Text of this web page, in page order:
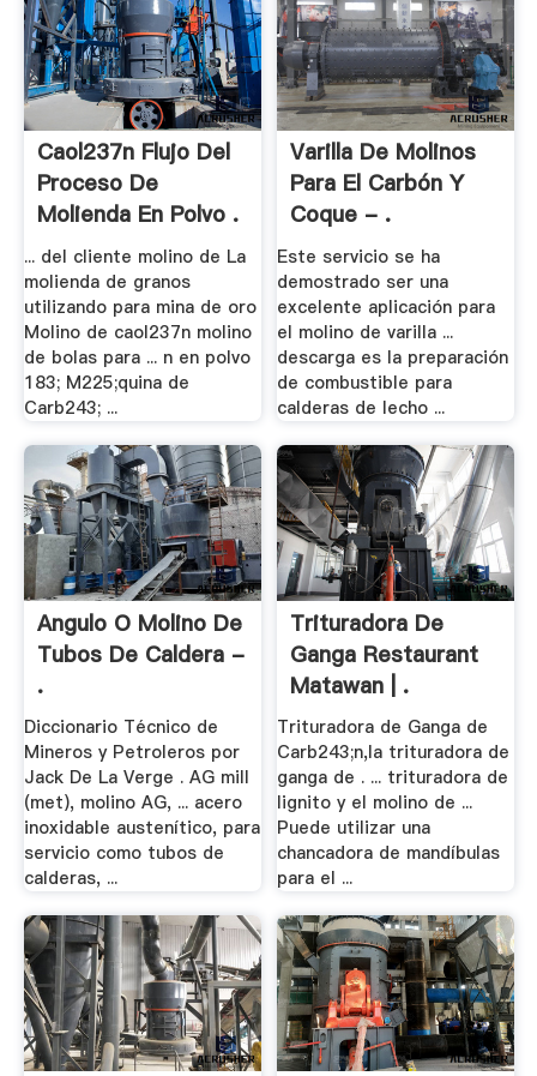
Caol237n Flujo Del
Proceso De
Molienda En Polvo .
... del cliente molino de La
molienda de granos
utilizando para mina de oro
Molino de caol237n molino
de bolas para ... n en polvo
183; M225;quina de
Carb243; ...
Varilla De Molinos
Para El Carbón Y
Coque - .
Este servicio se ha
demostrado ser una
excelente aplicación para
el molino de varilla ...
descarga es la preparación
de combustible para
calderas de lecho ...
Angulo O Molino De
Tubos De Caldera -
.
Diccionario Técnico de
Mineros y Petroleros por
Jack De La Verge . AG mill
(met), molino AG, ... acero
inoxidable austenítico, para
servicio como tubos de
calderas, ...
Trituradora De
Ganga Restaurant
Matawan | .
Trituradora de Ganga de
Carb243;n,la trituradora de
ganga de . ... trituradora de
lignito y el molino de ...
Puede utilizar una
chancadora de mandíbulas
para el ...